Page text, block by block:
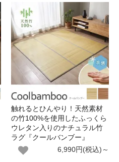
触れるとひんやり！天然素材
の竹100%を使用したふっくら
ウレタン入りのナチュラル竹
ラグ『クールバンブー』
6,990円(税込)～